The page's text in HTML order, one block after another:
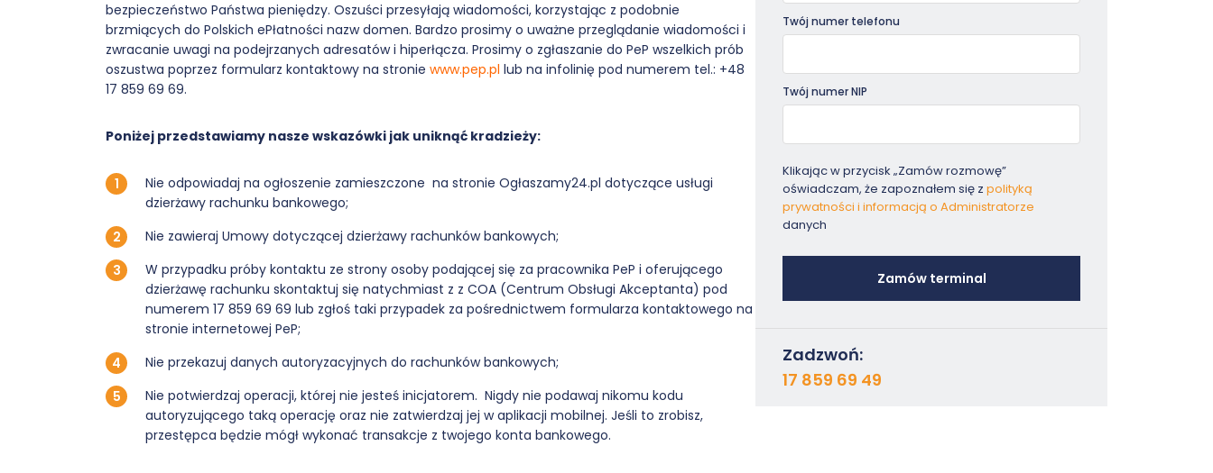
bezpieczeństwo Państwa pieniędzy. Oszuści przesyłają wiadomości, korzystając z podobnie
brzmiących do Polskich ePłatności nazw domen. Bardzo prosimy o uważne przeglądanie wiadomości i
zwracanie uwagi na podejrzanych adresatów i hiperłącza. Prosimy o zgłaszanie do PeP wszelkich prób
oszustwa poprzez formularz kontaktowy na stronie www.pep.pl lub na infolinię pod numerem tel.: +48
17 859 69 69.
Poniżej przedstawiamy nasze wskazówki jak uniknąć kradzieży:
Nie odpowiadaj na ogłoszenie zamieszczone na stronie Ogłaszamy24.pl dotyczące usługi
dzierżawy rachunku bankowego;
Nie zawieraj Umowy dotyczącej dzierżawy rachunków bankowych;
W przypadku próby kontaktu ze strony osoby podającej się za pracownika PeP i oferującego
dzierżawę rachunku skontaktuj się natychmiast z z COA (Centrum Obsługi Akceptanta) pod
numerem 17 859 69 69 lub zgłoś taki przypadek za pośrednictwem formularza kontaktowego na
stronie internetowej PeP;
Nie przekazuj danych autoryzacyjnych do rachunków bankowych;
Nie potwierdzaj operacji, której nie jesteś inicjatorem. Nigdy nie podawaj nikomu kodu
autoryzującego taką operację oraz nie zatwierdzaj jej w aplikacji mobilnej. Jeśli to zrobisz,
przestępca będzie mógł wykonać transakcje z twojego konta bankowego.
Twój numer telefonu
Twój numer NIP
Klikając w przycisk „Zamów rozmowę”
oświadczam, że zapoznałem się z polityką
prywatności i informacją o Administratorze
danych
Zamów terminal
Zadzwoń:
17 859 69 49